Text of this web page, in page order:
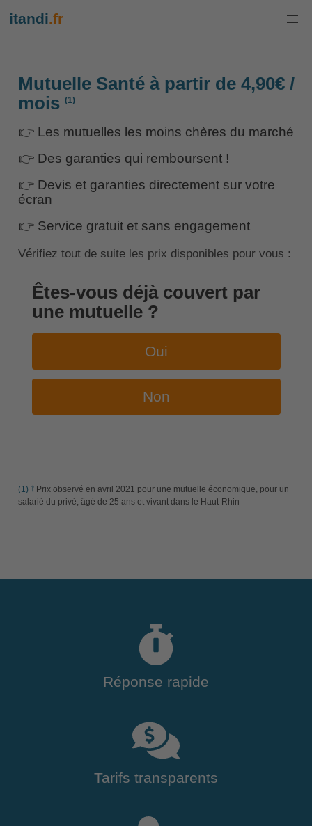
itandi.fr
Mutuelle Santé à partir de 4,90€ /
mois (1)
👉 Les mutuelles les moins chères du marché
👉 Des garanties qui remboursent !
👉 Devis et garanties directement sur votre
écran
👉 Service gratuit et sans engagement
Vérifiez tout de suite les prix disponibles pour vous :
Êtes-vous déjà couvert par
une mutuelle ?
Oui
Non
(1)
Prix observé en avril 2021 pour une mutuelle économique, pour un
salarié du privé, âgé de 25 ans et vivant dans le Haut-Rhin
Réponse rapide
Tarifs transparents